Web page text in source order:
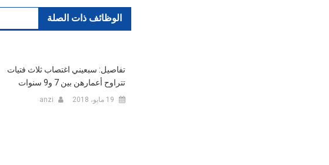
الوظائف ذات الصلة
تفاصيل: سبعيني اغتصاب ثلاث فتيات
تتراوح أعمارهن بين 7 و9 سنوات
19 مايو، 2018 anzi